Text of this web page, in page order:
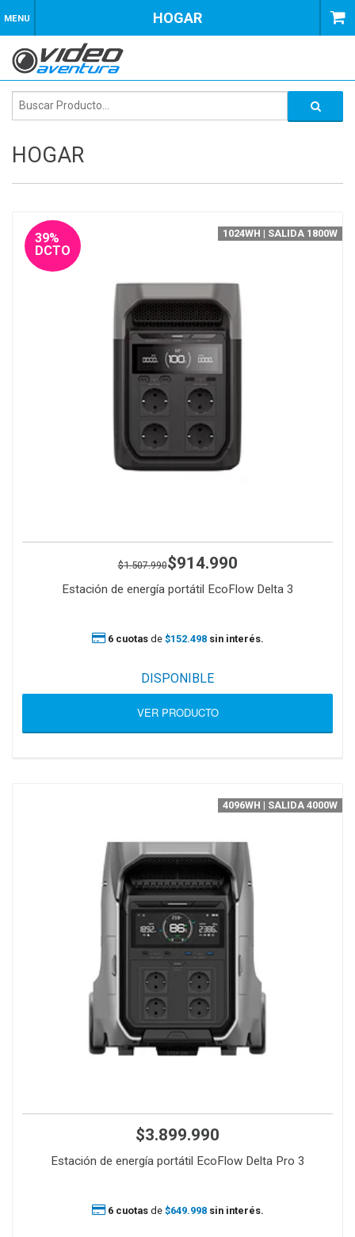
MENU HOGAR
HOGAR
39%
DCTO
$1.507.990$914.990
Estación de energía portátil EcoFlow Delta 3
1024WH | SALIDA 1800W
6 cuotasde $152.498 sin interés.
DISPONIBLE
VER PRODUCTO
$3.899.990
Estación de energía portátil EcoFlow Delta Pro 3
4096WH | SALIDA 4000W
6 cuotasde $649.998 sin interés.